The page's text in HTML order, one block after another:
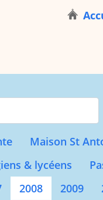
Maison St
& lycéens
2008 2009